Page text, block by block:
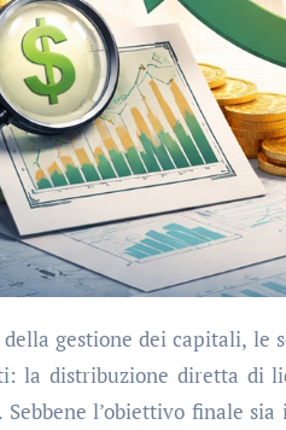
la distribuzione diretta di
Sebbene l’obiettivo finale